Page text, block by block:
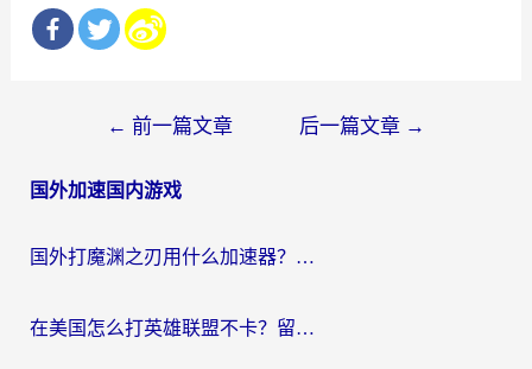
导
← 前一篇文章 后一篇文章 →
国外加速国内游戏
国外打魔渊之刃用什么加速器？2026海外玩家国服游戏加速全攻略（附闪耀暖暖&复苏的魔女避坑指南）
在美国怎么打英雄联盟不卡？留学生亲测的国服游戏加速全攻略